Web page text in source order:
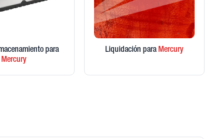
para
Mercury
Liquidación para Mercury